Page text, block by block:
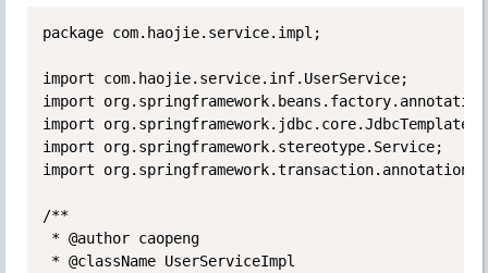
package com.haojie.service.impl;
import com.haojie.service.inf.UserService;
import
import org.springframework.jdbc.core.JdbcTemplate;
import org.springframework.stereotype.Service;
import
/**
* @author caopeng
* @className UserServiceImpl